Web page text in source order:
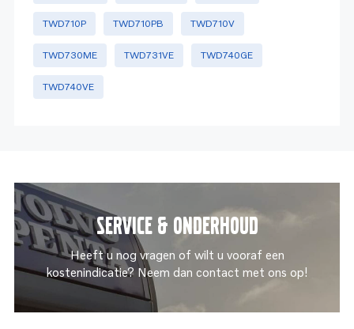
TWD710P TWD710PB TWD710V
TWD730ME TWD731VE TWD740GE
TWD740VE
Service & onderhoud
Heeft u nog vragen of wilt u vooraf een
kostenindicatie? Neem dan contact met ons op!